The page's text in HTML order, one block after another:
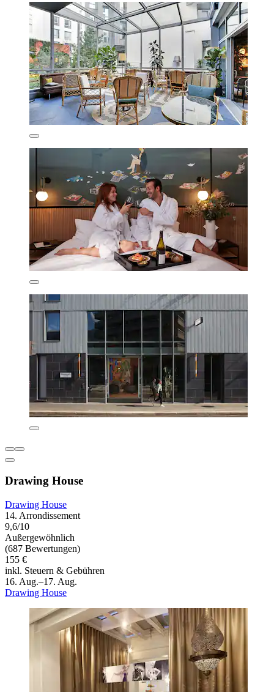
Drawing House
Drawing House
14. Arrondissement
9,6/10
Außergewöhnlich
(687 Bewertungen)
155 €
inkl. Steuern & Gebühren
16. Aug.–17. Aug.
Drawing House